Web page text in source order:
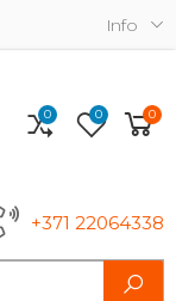
Info
+371 22064338
0 0 0